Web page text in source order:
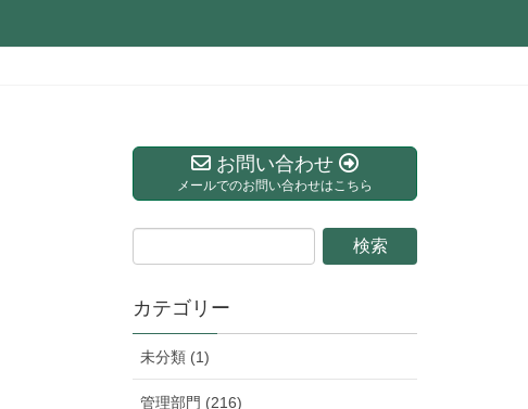
お問い合わせ
メールでのお問い合わせはこちら
カテゴリー
未分類 (1)
管理部門 (216)